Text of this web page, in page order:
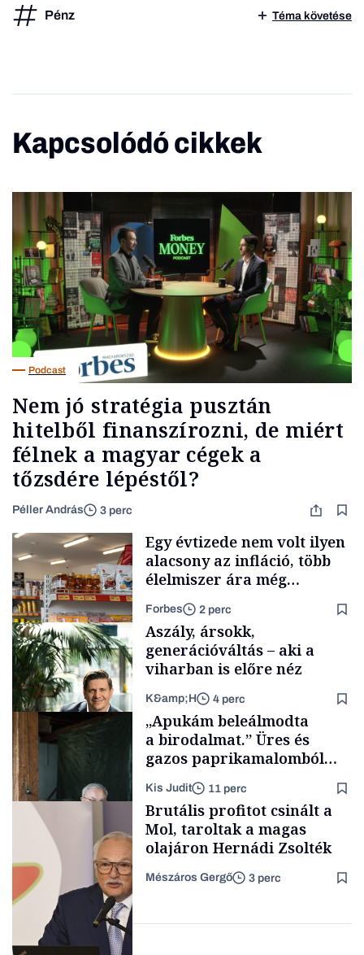
Pénz Téma követése
Kapcsolódó cikkek
Podcast
Nem jó stratégia pusztán
hitelből finanszírozni, de miért
félnek a magyar cégek a
tőzsdére lépéstől?
Péller András 3 perc
Makro
Egy évtizede nem volt ilyen
alacsony az infláció, több
élelmiszer ára még
rohamosan csökken is
Forbes 2 perc
TÁMOGATÓI
TARTALOM
Aszály, ársokk,
generációváltás – aki a
viharban is előre néz
K&amp;H 4 perc
Családi
vállalkozások
„Apukám beleálmodta
a birodalmat.” Üres és
gazos paprikamalomból
lett az igazi családi
fűszersztori
Kis Judit 11 perc
Brutális profitot csinált a
Mol, taroltak a magas
olajáron Hernádi Zsolték
Mészáros Gergő 3 perc